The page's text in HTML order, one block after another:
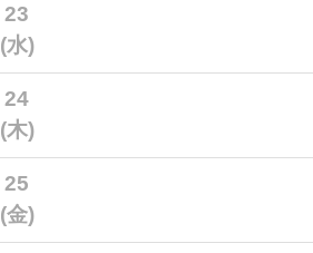
23
(水)
24
(木)
25
(金)